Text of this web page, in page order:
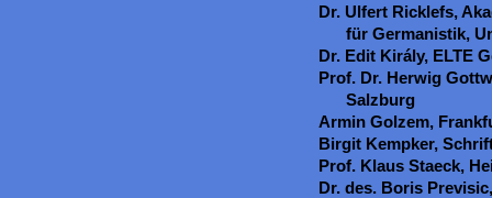
Dr. Ulfert Ricklefs,
für Germanistik,
Dr. Edit Király, ELTE
Prof. Dr. Herwig
Salzburg
Armin Golzem,
Birgit Kempker,
Prof. Klaus Staeck,
Dr. des. Boris